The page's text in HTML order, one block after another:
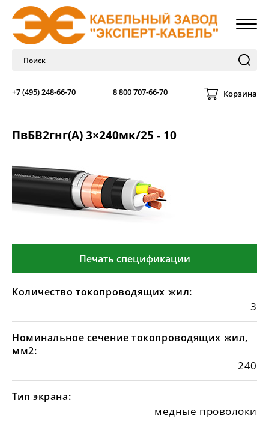
+7 (495) 248-66-70 8 800 707-66-70 Корзина
ПвБВ2гнг(А) 3×240мк/25 - 10
Печать спецификации
Количество токопроводящих жил:
3
Номинальное сечение токопроводящих жил,
мм2:
240
Тип экрана:
медные проволоки